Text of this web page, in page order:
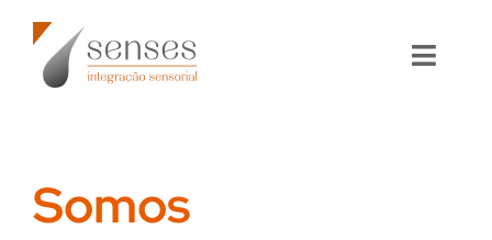
content
Pós Graduação
Somos